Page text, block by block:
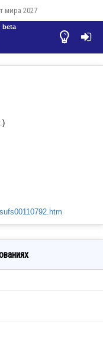
мира 2027


beta